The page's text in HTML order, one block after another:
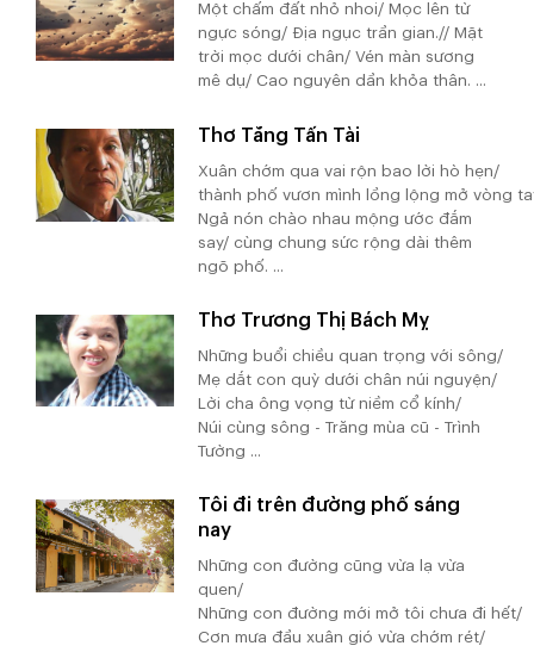
Một chấm đất nhỏ nhoi/ Mọc lên từ
ngực sóng/ Địa ngục trần gian.// Mặt
trời mọc dưới chân/ Vén màn sương
mê dụ/ Cao nguyên dần khỏa thân. ...
Thơ Tăng Tấn Tài
Xuân chớm qua vai rộn bao lời hò hẹn/
thành phố vươn mình lồng lộng mở vòng
Ngả nón chào nhau mộng ước đắm
say/ cùng chung sức rộng dài thêm
ngõ phố. ...
Thơ Trương Thị Bách Mỵ
Những buổi chiều quan trọng với sông/
Mẹ dắt con quỳ dưới chân núi nguyện/
Lời cha ông vọng từ niềm cổ kính/
Núi cùng sông - Trăng mùa cũ - Trình
Tường ...
Tôi đi trên đường phố sáng
nay
Những con đường cũng vừa lạ vừa
quen/
Những con đường mới mở tôi chưa đi hết/
Cơn mưa đầu xuân gió vừa chớm rét/